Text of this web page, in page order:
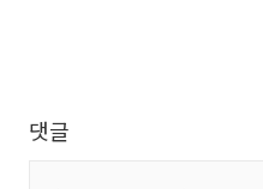
댓글